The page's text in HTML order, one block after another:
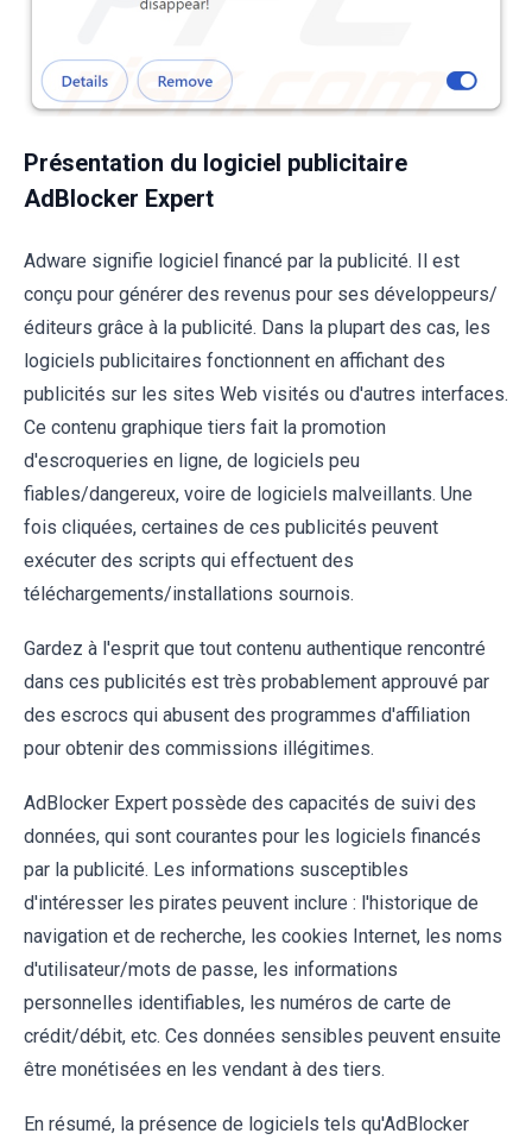
Présentation du logiciel publicitaire
AdBlocker Expert
Adware signifie logiciel financé par la publicité. Il est
conçu pour générer des revenus pour ses développeurs/
éditeurs grâce à la publicité. Dans la plupart des cas, les
logiciels publicitaires fonctionnent en affichant des
publicités sur les sites Web visités ou d'autres interfaces.
Ce contenu graphique tiers fait la promotion
d'escroqueries en ligne, de logiciels peu
fiables/dangereux, voire de logiciels malveillants. Une
fois cliquées, certaines de ces publicités peuvent
exécuter des scripts qui effectuent des
téléchargements/installations sournois.
Gardez à l'esprit que tout contenu authentique rencontré
dans ces publicités est très probablement approuvé par
des escrocs qui abusent des programmes d'affiliation
pour obtenir des commissions illégitimes.
AdBlocker Expert possède des capacités de suivi des
données, qui sont courantes pour les logiciels financés
par la publicité. Les informations susceptibles
d'intéresser les pirates peuvent inclure : l'historique de
navigation et de recherche, les cookies Internet, les noms
d'utilisateur/mots de passe, les informations
personnelles identifiables, les numéros de carte de
crédit/débit, etc. Ces données sensibles peuvent ensuite
être monétisées en les vendant à des tiers.
En résumé, la présence de logiciels tels qu'AdBlocker